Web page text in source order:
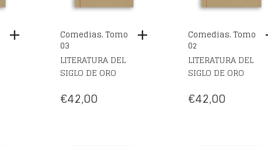
Comedias. Tomo
03
LITERATURA DEL
SIGLO DE ORO
€42,00
Comedias. Tomo
02
LITERATURA DEL
SIGLO DE ORO
€42,00